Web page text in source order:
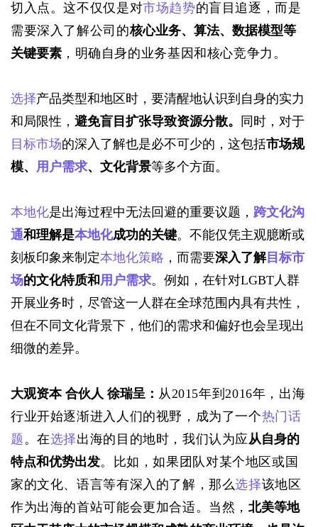
切入点。这不仅仅是对市场趋势的盲目追逐，而是
需要深入了解公司的核心业务、算法、数据模型等
关键要素 ，明确自身的业务基因和核心竞争力。
选择产品类型和地区时，要清醒地认识到自身的实力
和局限性， 避免盲目扩张导致资源分散。
同时，对于
目标市场的深入了解也是必不可少的，这包括市场规
模、 用户需求、文化背景等多个方面。
本地化是出海过程中无法回避的重要议题， 跨文化沟
通和理解是本地化成功的关键。不能仅凭主观臆断或
刻板印象来制定本地化策略 ，而需要深入了解目标市
场的文化特质和 用户需求。例如，在针对LGBT人群
开展业务时，尽管这一人群在全球范围内具有共性，
但在不同文化背景下，他们的需求和偏好也会呈现出
细微的差异。
大观资本 合伙人 徐瑞呈： 从2015年到2016年，出海
行业开始逐渐进入人们的视野，成为了一个热门话
题。在选择出海的目的地时，我们认为应从自身的
特点和优势出发。比如，如果团队对某个地区或国
家的文化、语言等有深入的了解，那么选择该地区
作为出海的首站可能会更加合适。当然，北美等地